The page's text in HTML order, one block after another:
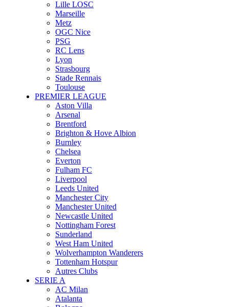
Lille LOSC
Marseille
Metz
OGC Nice
PSG
RC Lens
Lyon
Strasbourg
Stade Rennais
Toulouse
PREMIER LEAGUE
Aston Villa
Arsenal
Brentford
Brighton & Hove Albion
Burnley
Chelsea
Everton
Fulham FC
Liverpool
Leeds United
Manchester City
Manchester United
Newcastle United
Nottingham Forest
Sunderland
West Ham United
Wolverhampton Wanderers
Tottenham Hotspur
Autres Clubs
SERIE A
AC Milan
Atalanta